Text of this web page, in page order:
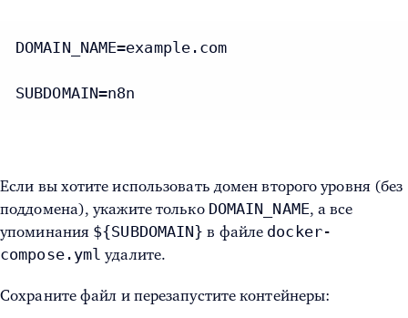
DOMAIN_NAME=example.com
SUBDOMAIN=n8n
Если вы хотите использовать домен второго уровня (без
поддомена), укажите только DOMAIN_NAME, а все
упоминания ${SUBDOMAIN} в файле docker-
compose.yml удалите.
Сохраните файл и перезапустите контейнеры: